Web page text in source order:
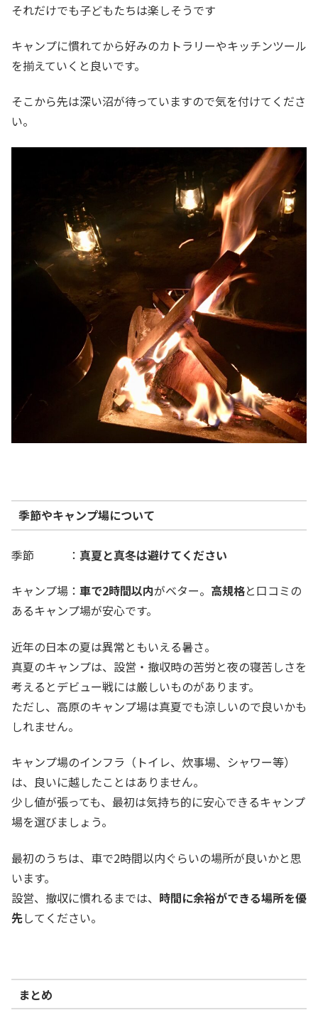
それだけでも子どもたちは楽しそうです
キャンプに慣れてから好みのカトラリーやキッチンツール
を揃えていくと良いです。
そこから先は深い沼が待っていますので気を付けてくださ
い。
季節やキャンプ場について
季節 ： 真夏と真冬は避けてください
キャンプ場： 車で2時間以内がベター。 高規格と口コミの
あるキャンプ場が安心です。
近年の日本の夏は異常ともいえる暑さ。
真夏のキャンプは、設営・撤収時の苦労と夜の寝苦しさを
考えるとデビュー戦には厳しいものがあります。
ただし、高原のキャンプ場は真夏でも涼しいので良いかも
しれません。
キャンプ場のインフラ（トイレ、炊事場、シャワー等）
は、良いに越したことはありません。
少し値が張っても、最初は気持ち的に安心できるキャンプ
場を選びましょう。
最初のうちは、車で2時間以内ぐらいの場所が良いかと思
います。
設営、撤収に慣れるまでは、 時間に余裕ができる場所を優
先してください。
まとめ